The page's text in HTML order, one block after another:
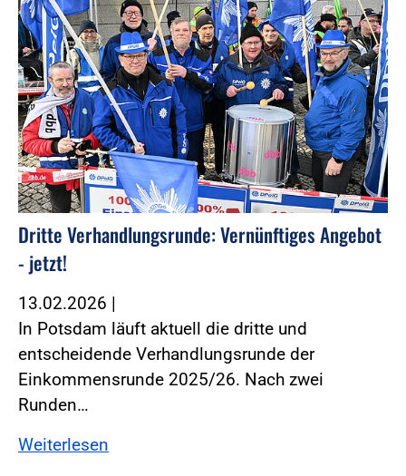
Dritte Verhandlungsrunde: Vernünftiges Angebot
- jetzt!
13.02.2026 |
In Potsdam läuft aktuell die dritte und
entscheidende Verhandlungsrunde der
Einkommensrunde 2025/26. Nach zwei
Runden…
Weiterlesen